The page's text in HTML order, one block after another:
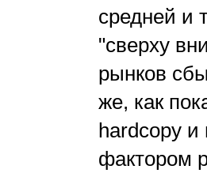
средней и
"сверху
рынков
же, как
hardcopy
фактором